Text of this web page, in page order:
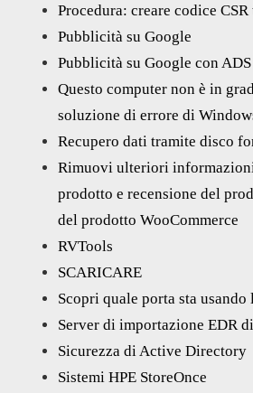
Procedura: creare codice
Pubblicità su Google
Pubblicità su Google con ADS
Questo computer non è in
soluzione di errore di
Recupero dati tramite disco
Rimuovi ulteriori
prodotto e recensione del
del prodotto WooCommerce
RVTools
SCARICARE
Scopri quale porta sta
Server di importazione EDR
Sicurezza di Active Directory
Sistemi HPE StoreOnce